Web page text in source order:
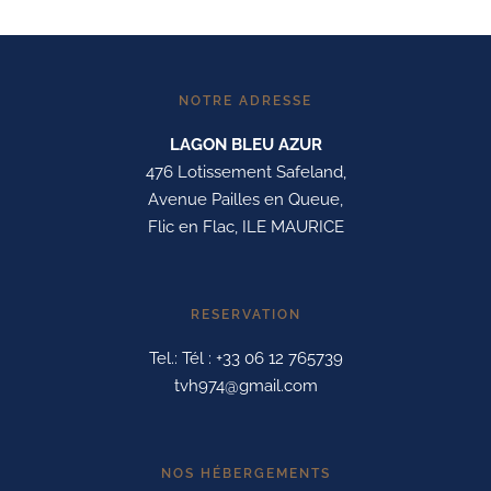
NOTRE ADRESSE
LAGON BLEU AZUR
476 Lotissement Safeland,
Avenue Pailles en Queue,
Flic en Flac, ILE MAURICE
RESERVATION
Tel.: Tél : +33 06 12 765739
tvh974@gmail.com
NOS HÉBERGEMENTS